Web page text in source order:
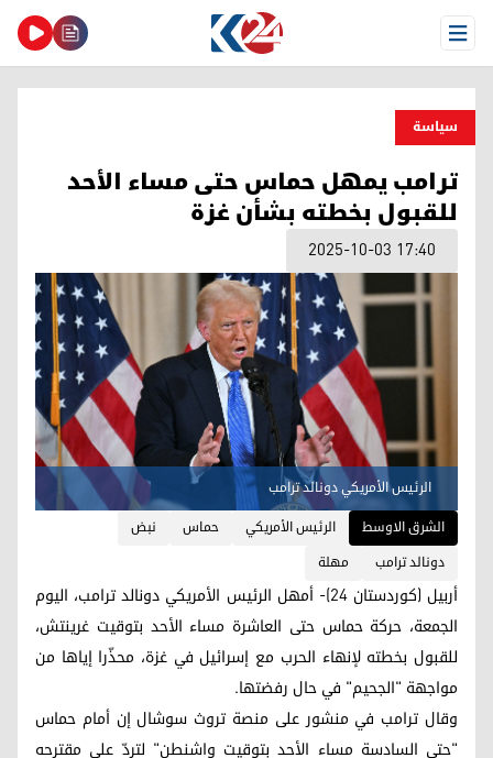
Open Menu
سیاسة
ترامب يمهل حماس حتى مساء الأحد
للقبول بخطته بشأن غزة
2025-10-03 17:40
الرئيس الأمريكي دونالد ترامب
الشرق الاوسط
الرئيس الأمريكي حماس
نبض
دونالد ترامب
مهلة
أربيل (كوردستان 24)- أمهل الرئيس الأمريكي دونالد ترامب، اليوم
الجمعة، حركة حماس حتى العاشرة مساء الأحد بتوقيت غرينتش،
للقبول بخطته لإنهاء الحرب مع إسرائيل في غزة، محذّرا إياها من
مواجهة "الجحيم" في حال رفضتها.
وقال ترامب في منشور على منصة تروث سوشال إن أمام حماس
"حتى السادسة مساء الأحد بتوقيت واشنطن" لتردّ على مقترحه